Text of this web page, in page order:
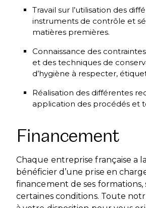
Travail sur l’utilisation des
instruments de contrôle et
matières premières.
Connaissance des
et des techniques de
d’hygiène à respecter,
Réalisation des différentes
application des procédés et
Financement
Chaque entreprise française a
bénéficier d’une prise en
financement de ses formations,
certaines conditions. Toute